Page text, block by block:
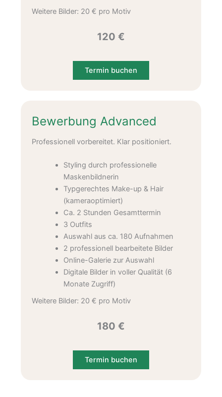
Weitere Bilder: 20 € pro Motiv
120 €
Termin buchen
Bewerbung Advanced
Professionell vorbereitet. Klar positioniert.
Styling durch professionelle
Maskenbildnerin
Typgerechtes Make-up & Hair
(kameraoptimiert)
Ca. 2 Stunden Gesamttermin
3 Outfits
Auswahl aus ca. 180 Aufnahmen
2 professionell bearbeitete Bilder
Online-Galerie zur Auswahl
Digitale Bilder in voller Qualität (6
Monate Zugriff)
Weitere Bilder: 20 € pro Motiv
180 €
Termin buchen